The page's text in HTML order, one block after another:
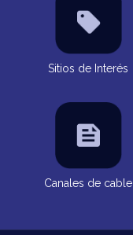
Sitios de Interés
Canales de cable